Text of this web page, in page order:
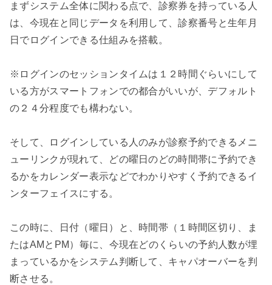
まずシステム全体に関わる点で、診察券を持っている人
は、今現在と同じデータを利用して、診察番号と生年月
日でログインできる仕組みを搭載。
※ログインのセッションタイムは１２時間ぐらいにして
いる方がスマートフォンでの都合がいいが、デフォルト
の２４分程度でも構わない。
そして、ログインしている人のみが診察予約できるメニ
ューリンクが現れて、どの曜日のどの時間帯に予約でき
るかをカレンダー表示などでわかりやすく予約できるイ
ンターフェイスにする。
この時に、日付（曜日）と、時間帯（１時間区切り、ま
たはAMとPM）毎に、今現在どのくらいの予約人数が埋
まっているかをシステム判断して、キャパオーバーを判
断させる。